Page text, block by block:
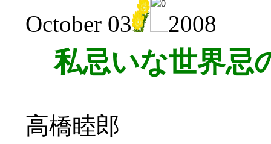
October 03 2008
私忌いな世界忌
高橋睦郎